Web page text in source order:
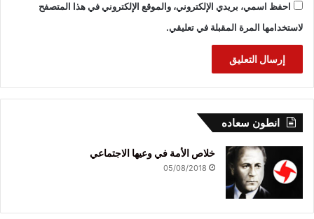
احفظ اسمي، بريدي الإلكتروني، والموقع الإلكتروني في هذا المتصفح
لاستخدامها المرة المقبلة في تعليقي.
انطون سعاده
خلاص الأمة في وعيها الاجتماعي
05/08/2018